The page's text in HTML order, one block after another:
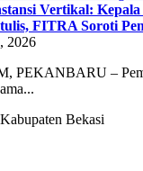
Vertikal:
FITRA Soroti
2026
PEKANBARU –